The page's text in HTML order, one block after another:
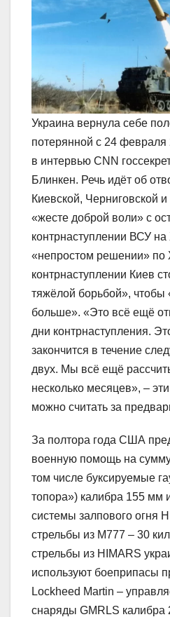
Украина вернула себе
потерянной с 24
в интервью CNN
Блинкен. Речь идёт об
Киевской, Черниговской
«жесте доброй воли» с
контрнаступлении ВСУ
«непростом решении» по
контрнаступлении Киев
тяжёлой борьбой», чтобы
больше». «Это всё ещё
дни контрнаступления.
закончится в течение
двух. Мы всё ещё
несколько месяцев», –
можно считать за
За полтора года США
военную помощь на
том числе буксируемые
топора») калибра 155 мм
системы залпового огня
стрельбы из M777 – 30
стрельбы из HIMARS
используют боеприпасы
Lockheed Martin –
снаряды GMRLS калибра